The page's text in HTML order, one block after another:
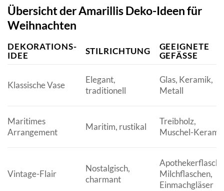
Übersicht der Amarillis Deko-Ideen für
Weihnachten
DEKORATIONS-
IDEE
STILRICHTUNG
GEEIGNETE
GEFÄSSE
Klassische Vase
Elegant,
traditionell
Glas, Keramik,
Metall
Maritimes
Arrangement
Maritim, rustikal
Treibholz,
Muschel-
Vintage-Flair
Nostalgisch,
charmant
Milchflaschen,
Einmachgläser